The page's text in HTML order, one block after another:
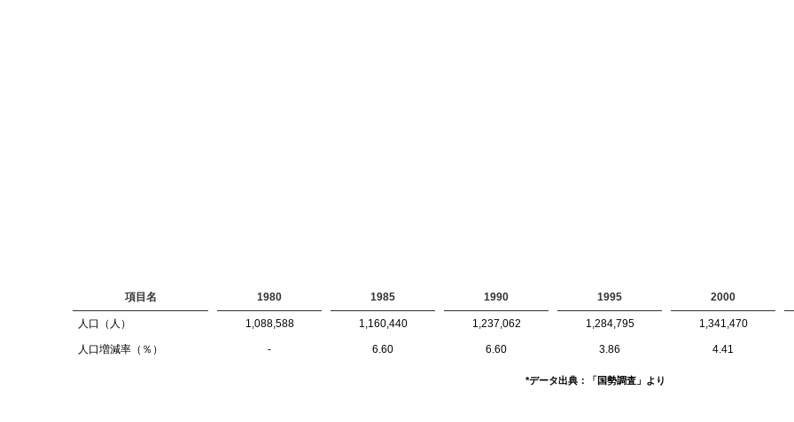
項目名 1980 1985 1990 1995 2000
人口（人） 1,088,588 1,160,440 1,237,062 1,284,795 1,341,470
人口増減率（％） - 6.60 6.60 3.86 4.41
*データ出典：「国勢調査」より